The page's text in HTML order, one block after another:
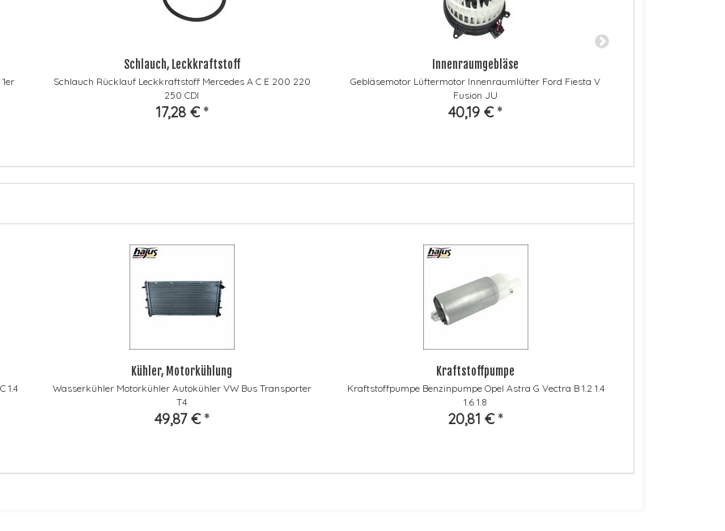
Schlauch, Leckkraftstoff
Schlauch Rücklauf Leckkraftstoff Mercedes A C E 200 220
250 CDI
17,28 € *
Innenraumgebläse
Gebläsemotor Lüftermotor Innenraumlüfter Ford Fiesta V
Fusion JU
40,19 € *
1.4
Kühler, Motorkühlung
Wasserkühler Motorkühler Autokühler VW Bus Transporter
T4
49,87 € *
Kraftstoffpumpe
Kraftstoffpumpe Benzinpumpe Opel Astra G Vectra B 1.2 1.4
1.6 1.8
20,81 € *